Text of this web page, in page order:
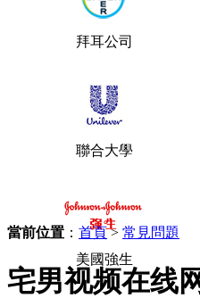
拜耳公司
聯合大學
美國強生
當前位置 ： 首頁> 常見問題
宅男视频在线